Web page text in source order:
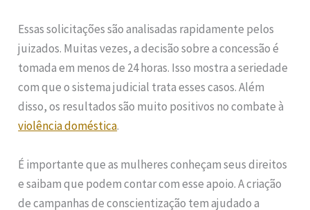
Essas solicitações são analisadas rapidamente pelos
juizados. Muitas vezes, a decisão sobre a concessão é
tomada em menos de 24 horas. Isso mostra a seriedade
com que o sistema judicial trata esses casos. Além
disso, os resultados são muito positivos no combate à
violência doméstica.
É importante que as mulheres conheçam seus direitos
e saibam que podem contar com esse apoio. A criação
de campanhas de conscientização tem ajudado a